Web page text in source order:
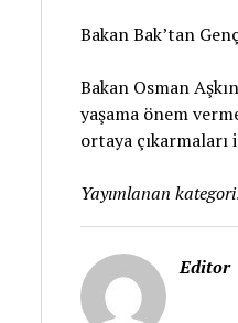
Bakan Bak’tan
Bakan Osman
yaşama önem
ortaya
Yayımlanan
Editor